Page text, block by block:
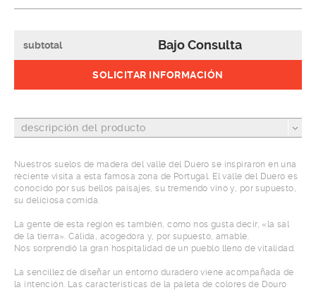
subtotal Bajo Consulta
SOLICITAR INFORMACIÓN
descripción del producto
Nuestros suelos de madera del valle del Duero se inspiraron en una
reciente visita a esta famosa zona de Portugal. El valle del Duero es
conocido por sus bellos paisajes, su tremendo vino y, por supuesto,
su deliciosa comida.
La gente de esta región es también, como nos gusta decir, «la sal
de la tierra». Cálida, acogedora y, por supuesto, amable.
Nos sorprendió la gran hospitalidad de un pueblo lleno de vitalidad.
La sencillez de diseñar un entorno duradero viene acompañada de
la intención. Las características de la paleta de colores de Douro